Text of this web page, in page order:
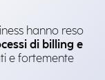
hanno reso
di billing e
e fortemente